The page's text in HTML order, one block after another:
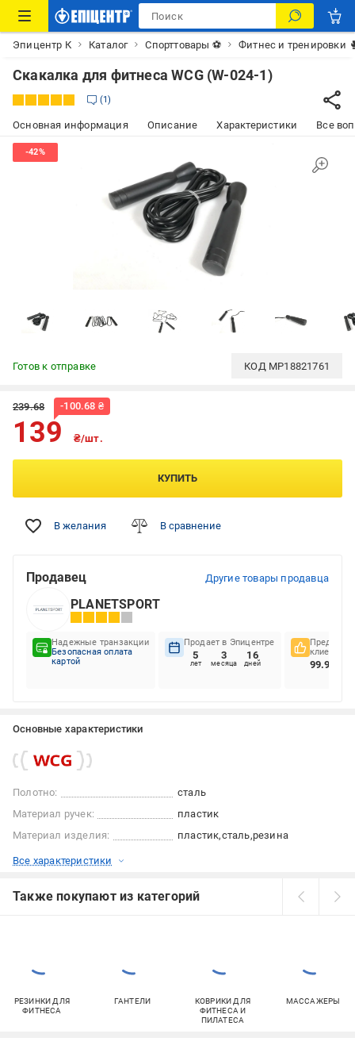
Эпицентр К Каталог Спорттовары ⚽ Фитнес и тренировки
Скакалка для фитнеса WCG (W-024-1)
1
Основная информация Описание Характеристики Все
Готов к отправке КОД MP18821761
239.68 -100.68 ₴
139 ₴/шт.
КУПИТЬ
В желания В сравнение
Продавец Другие товары продавца
PLANETSPORT
Надежные транзакции
Безопасная оплата
картой
Продает в Эпицентре
5
лет
3
месяца
16
дней
клиентов
99.94%
Основные характеристики
Полотно:
сталь
Материал ручек:
пластик
Материал изделия:
пластик сталь резина
Все характеристики
Также покупают из категорий
РЕЗИНКИ ДЛЯ
ФИТНЕСА
ГАНТЕЛИ
КОВРИКИ ДЛЯ
ФИТНЕСА И
ПИЛАТЕСА
МАССАЖЕРЫ